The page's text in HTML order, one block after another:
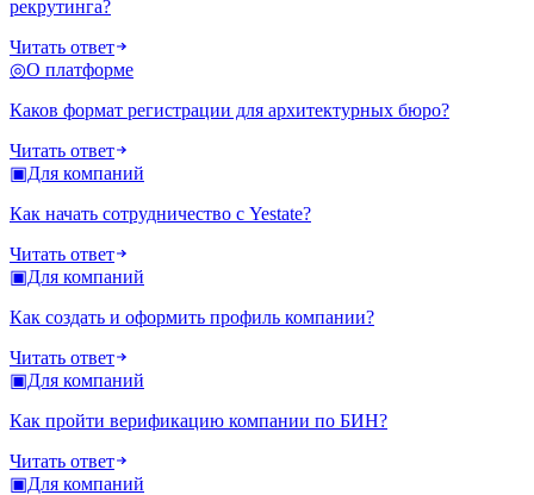
рекрутинга?
Читать ответ
◎О платформе
Каков формат регистрации для архитектурных бюро?
Читать ответ
▣Для компаний
Как начать сотрудничество с Yestate?
Читать ответ
▣Для компаний
Как создать и оформить профиль компании?
Читать ответ
▣Для компаний
Как пройти верификацию компании по БИН?
Читать ответ
▣Для компаний